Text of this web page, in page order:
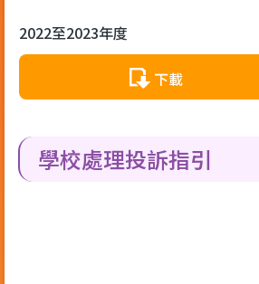
2022至2023年度
下載
學校處理投訴指引